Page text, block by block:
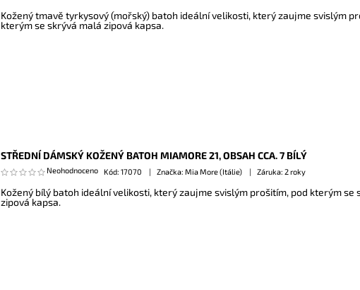
Kožený tmavě tyrkysový (mořský) batoh ideální velikosti, který zaujme svislým
kterým se skrývá malá zipová kapsa.
STŘEDNÍ DÁMSKÝ KOŽENÝ BATOH MIAMORE 21, OBSAH CCA. 7 BÍLÝ
Neohodnoceno Kód: 17070 Značka: Mia More (Itálie) Záruka: 2 roky
Kožený bílý batoh ideální velikosti, který zaujme svislým prošitím, pod kterým se
zipová kapsa.